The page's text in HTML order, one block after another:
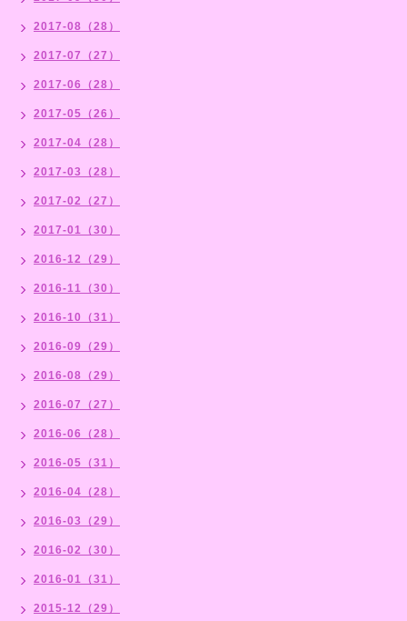
2017-08（28）
2017-07（27）
2017-06（28）
2017-05（26）
2017-04（28）
2017-03（28）
2017-02（27）
2017-01（30）
2016-12（29）
2016-11（30）
2016-10（31）
2016-09（29）
2016-08（29）
2016-07（27）
2016-06（28）
2016-05（31）
2016-04（28）
2016-03（29）
2016-02（30）
2016-01（31）
2015-12（29）